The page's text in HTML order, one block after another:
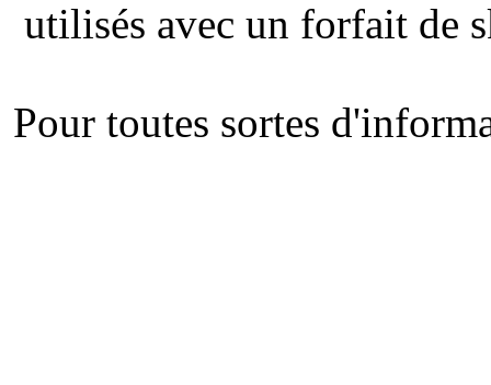
utilisés avec un forfait de
Pour toutes sortes